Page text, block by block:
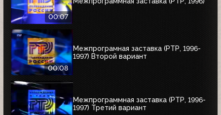
00:07
00:08
Межпрограмная заставка (РТР, 1996-
1997) Второй вариант
Межпрограммная заставка (РТР, 1996-
1997) Третий вариант